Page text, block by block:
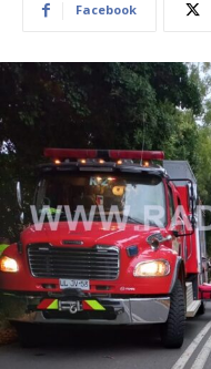
Facebook